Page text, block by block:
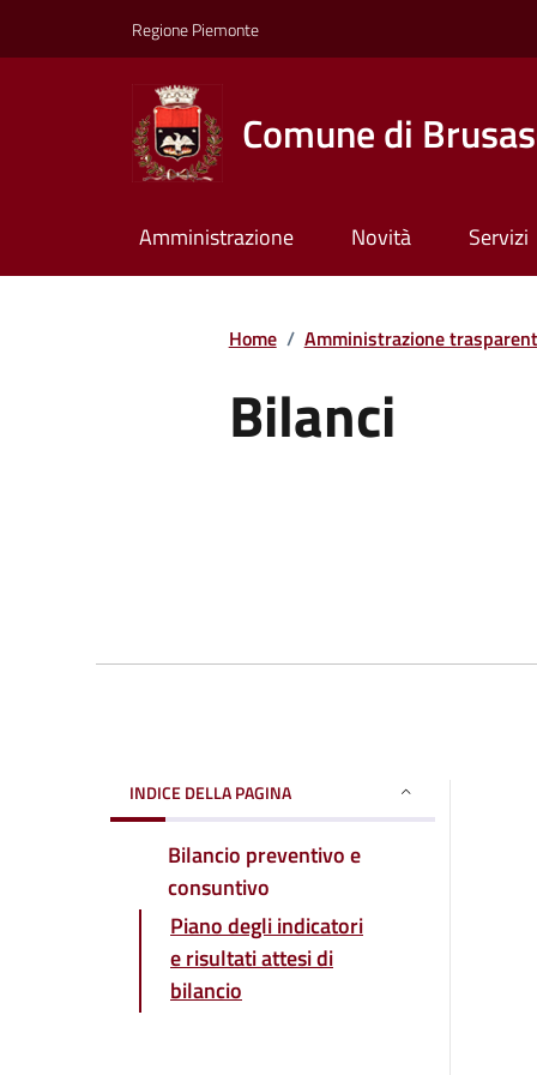
Regione Piemonte
Comune di
Amministrazione Novità Servizi
Home / Amministrazione
Bilanci
INDICE DELLA PAGINA
Bilancio preventivo e
consuntivo
Piano degli indicatori
e risultati attesi di
bilancio